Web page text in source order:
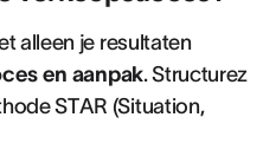
alleen je resultaten
en aanpak. Structurez
STAR (Situation,